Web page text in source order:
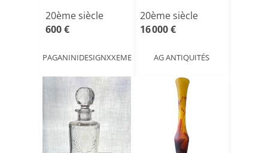
20ème siècle
600 €
PAGANINIDESIGNXXEME
20ème siècle
16 000 €
AG ANTIQUITÉS